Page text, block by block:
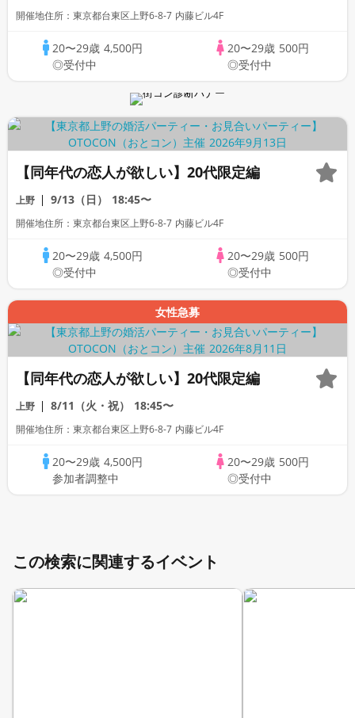
開催地住所：東京都台東区上野6-8-7 内藤ビル4F
20〜29歳 4,500円
◎受付中
20〜29歳 500円
◎受付中
【同年代の恋人が欲しい】20代限定編
上野 9/13（日） 18:45〜
開催地住所：東京都台東区上野6-8-7 内藤ビル4F
20〜29歳 4,500円
◎受付中
20〜29歳 500円
◎受付中
女性急募
【同年代の恋人が欲しい】20代限定編
上野 8/11（火・祝） 18:45〜
開催地住所：東京都台東区上野6-8-7 内藤ビル4F
20〜29歳 4,500円
参加者調整中
20〜29歳 500円
◎受付中
この検索に関連するイベント